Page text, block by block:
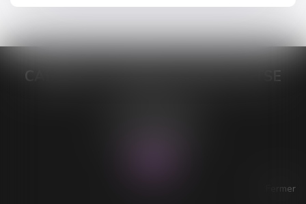
CABINET DE MAÎTRE LORELEÏ VITSE
Fermer